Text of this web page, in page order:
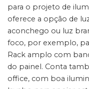
para o projeto de
oferece a opção de
aconchego ou luz
foco, por exemplo,
Rack amplo com
do painel. Conta
office, com boa